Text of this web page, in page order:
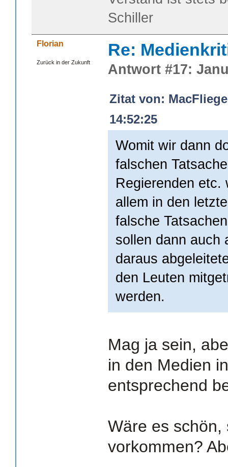
Schiller
Florian
Zurück in der Zukunft
Re:
Antwort #17:
Zitat von:
14:52:25
Womit wir dann
falschen
Regierenden etc.
allem in den
falsche
sollen dann auch
daraus
den Leuten
werden.
Mag ja sein,
in den Medien
entsprechend
Wäre es
vorkommen?